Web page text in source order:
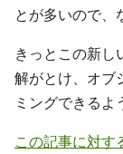
とが多いので、
きっとこの新し
解がとけ、オブ
ミングできるよ
この記事に対す